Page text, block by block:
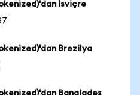
İsviçre
Brezilya
Bangladeş